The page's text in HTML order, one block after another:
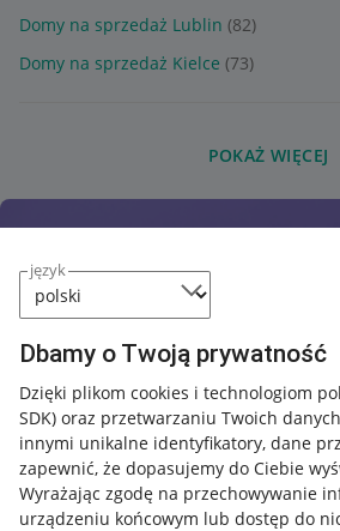
język
Dbamy o Twoją prywatność
Dzięki plikom cookies i technologiom
SDK) oraz przetwarzaniu Twoich
innymi unikalne identyfikatory, dane
zapewnić, że dopasujemy do Ciebie
Wyrażając zgodę na przechowywanie
urządzeniu końcowym lub dostęp do
Domy na sprzedaż Lublin (82)
Domy na sprzedaż Kielce (73)
POKAŻ WIĘCEJ